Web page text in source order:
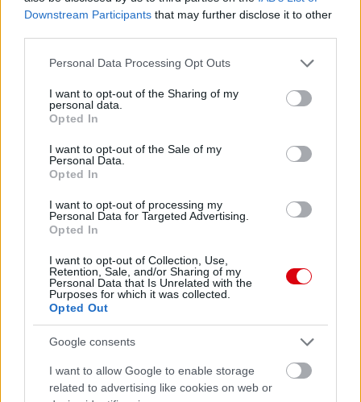
Downstream Participants that may further disclose it to other
Please note that this website/app uses one or more Google
not limited to your visit or usage behaviour. You may click to
grant or deny consent to Google and its third-party tags to
use your data for below specified purposes in below Google
consent section.
Personal Data Processing Opt Outs
I want to opt-out of the Sharing of my
personal data.
Opted In
I want to opt-out of the Sale of my
Personal Data.
Opted In
I want to opt-out of processing my
Personal Data for Targeted Advertising.
Opted In
I want to opt-out of Collection, Use,
Retention, Sale, and/or Sharing of my
Personal Data that Is Unrelated with the
Purposes for which it was collected.
Opted Out
Google consents
I want to allow Google to enable storage
related to advertising like cookies on web or
PLETYKÁK, ÁTIGAZOLÁSOK
ELŐREHALADOTT
TÁRGYALÁSOKAT FOLYTAT A
MEGEGYEZETT A UNITED A
CHELSEA-VEL - SAJTÓHÍR